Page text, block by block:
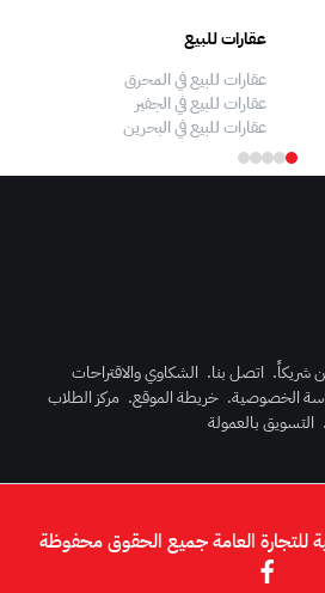
عقارات للبيع
عقارات للبيع في المحرق
عقارات للبيع في الجفير
عقارات للبيع في البحرين
شريكاً. اتصل بنا. الشكاوي والاقتراحات
الخصوصية. خريطة الموقع. مركز الطلاب
. التسويق بالعمولة